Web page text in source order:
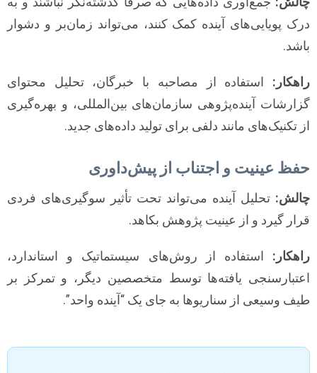
درک پویایی‌های آینده کمک کنند، می‌تواند زمان‌بر و دشوار
باشد.
راهکار: استفاده از مصاحبه با خبرگان، تحلیل محتوای
گزارشات آینده‌پژوهی سازمان‌های بین‌المللی، و بهره‌گیری
از تکنیک‌های مانند دلفی برای تولید داده‌های جدید.
حفظ عینیت و اجتناب از پیش‌داوری
چالش: تحلیل آینده می‌تواند تحت تأثیر سوگیری‌های فردی
قرار گیرد و از عینیت پژوهش بکاهد.
راهکار: استفاده از روش‌های سیستماتیک و استاندارد،
اعتبارسنجی یافته‌ها توسط متخصصین دیگر، و تمرکز بر
طیف وسیعی از سناریوها به جای یک “آینده واحد”.